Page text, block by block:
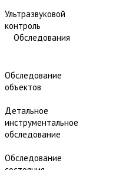
Ультразвуковой
контроль
Обследования
Обследование
объектов
Детальное
инструментальное
обследование
Обследование